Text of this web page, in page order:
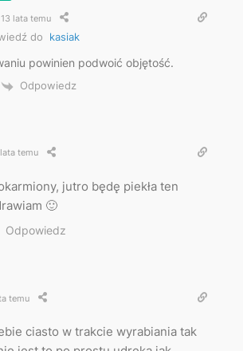
13 lata temu
do kasiak
powinien podwoić objętość.
Odpowiedz
temu
jutro będę piekła ten
🙂
Odpowiedz
temu
ciasto w trakcie wyrabiania tak